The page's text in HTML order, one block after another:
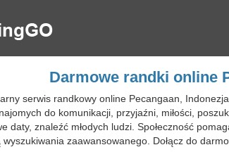
Darmowe randki online
serwis randkowy online Pecangaan,
do komunikacji, przyjaźni, miłości,
daty, znaleźć młodych ludzi. Społeczność
zaawansowanego. Dołącz do